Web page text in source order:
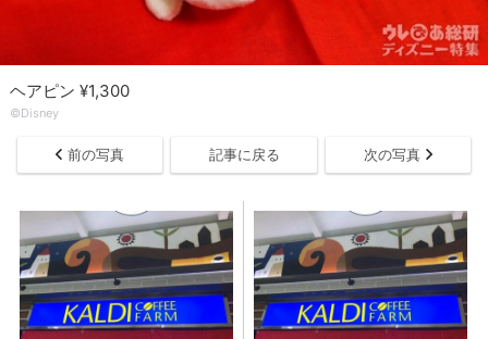
ヘアピン ¥1,300
©Disney
前の写真 記事に戻る 次の写真